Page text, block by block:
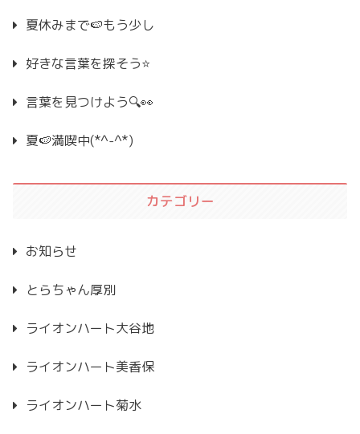
夏休みまで🍉もう少し
好きな言葉を探そう⭐
言葉を見つけよう🔍👀
夏🍉満喫中(*^-^*)
カテゴリー
お知らせ
とらちゃん厚別
ライオンハート大谷地
ライオンハート美香保
ライオンハート菊水